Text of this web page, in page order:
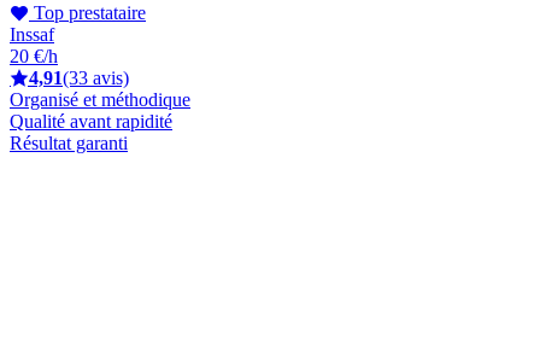
Top prestataire
Inssaf
20 €/h
4,91(33 avis)
Organisé et méthodique
Qualité avant rapidité
Résultat garanti